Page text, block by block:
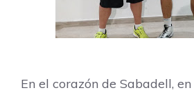
En el corazón de Sabadell,